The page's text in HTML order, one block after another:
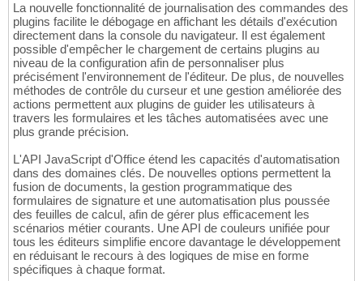
La nouvelle fonctionnalité de journalisation des commandes des
plugins facilite le débogage en affichant les détails d'exécution
directement dans la console du navigateur. Il est également
possible d'empêcher le chargement de certains plugins au
niveau de la configuration afin de personnaliser plus
précisément l'environnement de l'éditeur. De plus, de nouvelles
méthodes de contrôle du curseur et une gestion améliorée des
actions permettent aux plugins de guider les utilisateurs à
travers les formulaires et les tâches automatisées avec une
plus grande précision.
L'API JavaScript d'Office étend les capacités d'automatisation
dans des domaines clés. De nouvelles options permettent la
fusion de documents, la gestion programmatique des
formulaires de signature et une automatisation plus poussée
des feuilles de calcul, afin de gérer plus efficacement les
scénarios métier courants. Une API de couleurs unifiée pour
tous les éditeurs simplifie encore davantage le développement
en réduisant le recours à des logiques de mise en forme
spécifiques à chaque format.